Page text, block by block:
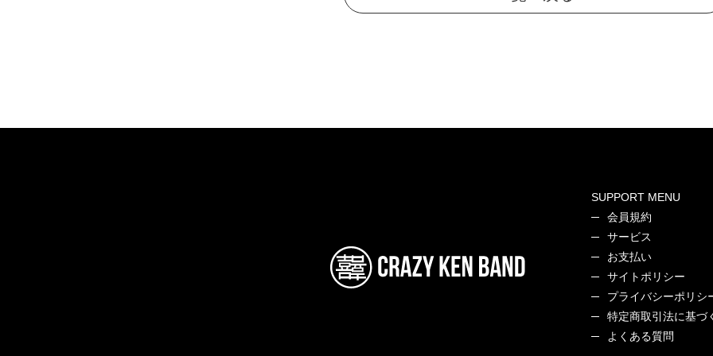
SUPPORT MENU
会員規約
サービス
お支払い
サイトポリシー
プライバシーポリシ
特定商取引法に基づ
よくある質問